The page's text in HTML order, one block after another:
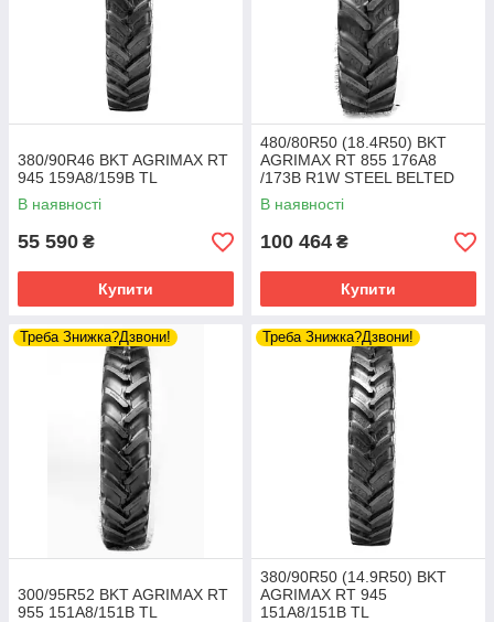
380/90R46 BKT AGRIMAX RT
945 159A8/159B TL
В наявності
55 590 ₴
Купити
480/80R50 (18.4R50) BKT
AGRIMAX RT 855 176A8
/173B R1W STEEL BELTED
TL
В наявності
100 464 ₴
Купити
Треба Знижка?Дзвони!
300/95R52 BKT AGRIMAX RT
955 151A8/151B TL
Треба Знижка?Дзвони!
380/90R50 (14.9R50) BKT
AGRIMAX RT 945
151A8/151B TL